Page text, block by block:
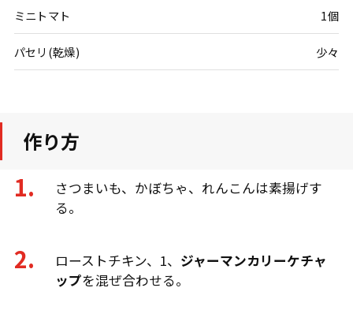
ミニトマト 1個
パセリ(乾燥) 少々
作り方
さつまいも、かぼちゃ、れんこんは素揚げす
る。
ローストチキン、1、 ジャーマンカリーケチャ
ップを混ぜ合わせる。